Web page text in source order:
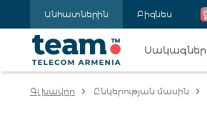
Անհատներին Բիզնես
Սակագներ
Գլխավոր Ընկերության մասին